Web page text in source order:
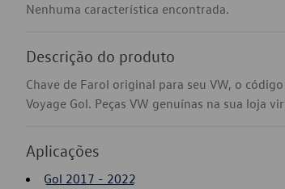
Nenhuma característica encontrada.
Descrição do produto
Chave de Farol original para seu VW, o
Voyage Gol. Peças VW genuínas na sua loja
Aplicações
Gol 2017 - 2022